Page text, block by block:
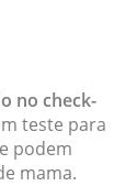
no check-
teste para
podem
mama.